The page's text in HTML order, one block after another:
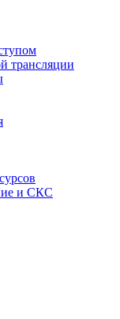
трансляции
и СКС